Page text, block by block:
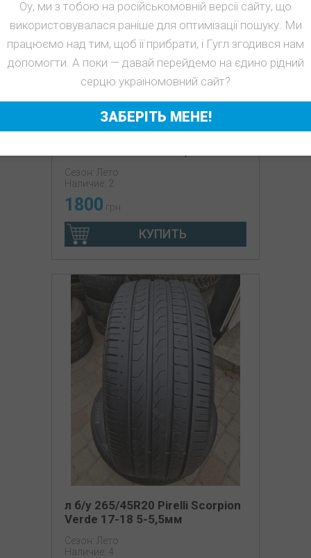
Сезон: Лето
Наличие: 2
1800 грн
КУПИТЬ
л б/у 265/45R20 Pirelli Scorpion
Verde 17-18 5-5,5мм
Сезон: Лето
Наличие: 4
Оу, ми з тобою на російськомовній версії сайту, що
використовувалася раніше для оптимізації пошуку. Ми
працюємо над тим, щоб її прибрати, і Гугл згодився нам
допомогти. А поки — давай перейдемо на єдино рідний
серцю україномовний сайт?
ЗАБЕРІТЬ МЕНЕ!